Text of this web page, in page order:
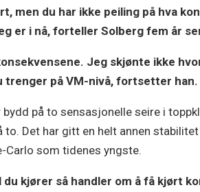
men du har ikke peiling på hva
er i nå, forteller Solberg fem år
Jeg skjønte ikke
trenger på VM-nivå, fortsetter han.
på to sensasjonelle seire i
to. Det har gitt en helt annen
Carlo som tidenes yngste.
du kjører så handler om å få kjørt